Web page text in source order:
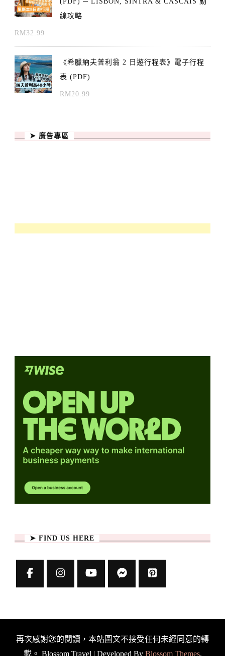
線攻略
RM32.99
《希臘納夫普利翁 2 日遊行程表》電子行程
表 (PDF)
RM20.99
➤ 廣告專區
➤ FIND US HERE
再次感謝您的閱讀，本站圖文不接受任何未經同意的轉
載。 Blossom Travel | Developed By Blossom Themes.